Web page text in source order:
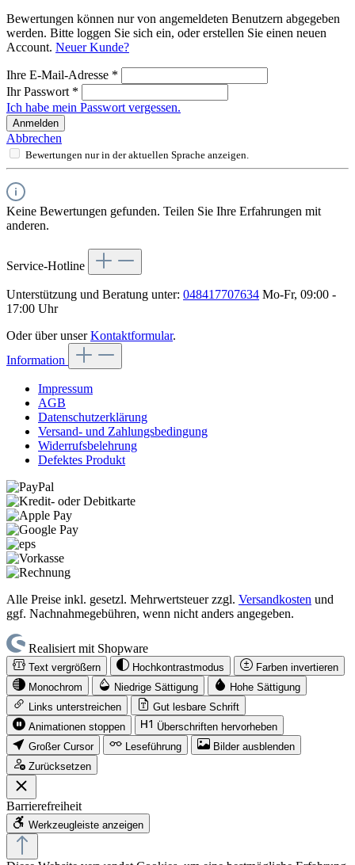
Bewertungen können nur von angemeldeten Benutzern abgegeben
werden. Bitte loggen Sie sich ein, oder erstellen Sie einen neuen
Account. Neuer Kunde?
Ihre E-Mail-Adresse *
Ihr Passwort *
Ich habe mein Passwort vergessen.
Anmelden
Abbrechen
Bewertungen nur in der aktuellen Sprache anzeigen.
Keine Bewertungen gefunden. Teilen Sie Ihre Erfahrungen mit
anderen.
Service-Hotline
Unterstützung und Beratung unter: 048417707634 Mo-Fr, 09:00 -
17:00 Uhr
Oder über unserKontaktformular.
Information
Impressum
AGB
Datenschutzerklärung
Versand- und Zahlungsbedingung
Widerrufsbelehrung
Defektes Produkt
Alle Preise inkl. gesetzl. Mehrwertsteuer zzgl. Versandkosten und
ggf. Nachnahmegebühren, wenn nicht anders angegeben.
Realisiert mit Shopware
Text vergrößern Hochkontrastmodus
Farben invertieren
Monochrom
Niedrige Sättigung
Hohe Sättigung
Links unterstreichen
Gut lesbare Schrift
Animationen stoppen
Überschriften hervorheben
Großer Cursor
Leseführung
Bilder ausblenden
Zurücksetzen
Barrierefreiheit
Werkzeugleiste anzeigen